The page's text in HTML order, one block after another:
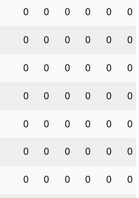
0 0 0 0 0 0
0 0 0 0 0 0
0 0 0 0 0 0
0 0 0 0 0 0
0 0 0 0 0 0
0 0 0 0 0 0
0 0 0 0 0 0